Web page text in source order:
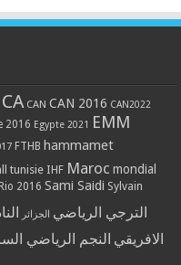
CA CAN CAN 2016 CAN2022
2016 Egypte 2021 EMM
FTHB hammamet
tunisie IHF Maroc mondial
Rio 2016 Sami Saidi Sylvain
الترجي الرياضي الجزائر
الافريقي النجم الرياضي